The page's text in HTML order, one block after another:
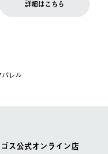
す。
ません。
いただき、ご希望商品を
詳細はこちら
パレル
ス公式オンライン店